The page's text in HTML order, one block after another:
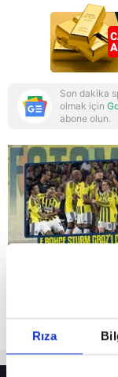
Rıza
Reddet
itirafı!
Son dakika
olmak için
abone olun.